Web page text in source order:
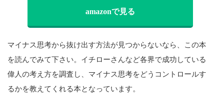
amazonで見る
マイナス思考から抜け出す方法が見つからないなら、この本
を読んでみて下さい。イチローさんなど各界で成功している
偉人の考え方を調査し、マイナス思考をどうコントロールす
るかを教えてくれる本となっています。